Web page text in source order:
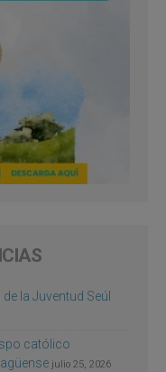
la Juventud Seúl
católico
julio 25, 2026